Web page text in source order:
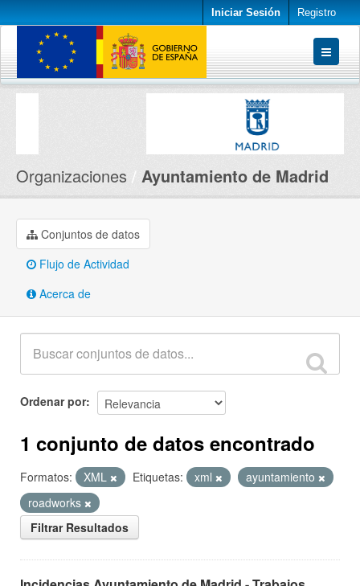
Iniciar Sesión Registro
Conjuntos de datos
Organizaciones Ayuntamiento de Madrid
Conjuntos de datos
Flujo de Actividad
Acerca de
Ordenar por
1 conjunto de datos encontrado
Formatos: XML Etiquetas: xml
ayuntamiento
roadworks
Filtrar Resultados